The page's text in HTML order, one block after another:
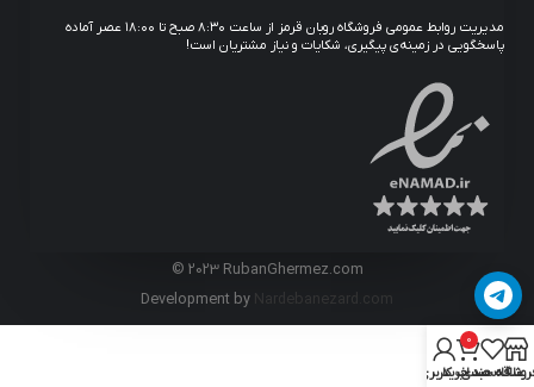
مدیریت روابط عمومی فروشگاه روبان قرمز از ساعت ۸:۳۰ صبح تا ۱۸:۰۰ عصر آماده
پاسخگویی در زمینه‌ی پیگیری، شکایات و نیاز مشتریان است!
© 2023 RubanGhermez.com
Development by Nardebanezard.com
علاقه مندی
0
سبد خرید
حساب کاربری من